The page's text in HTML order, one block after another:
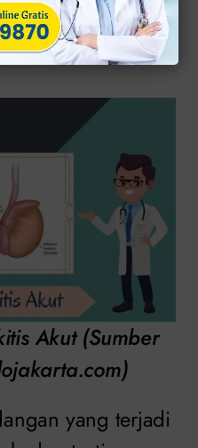
Akut (Sumber
yang terjadi